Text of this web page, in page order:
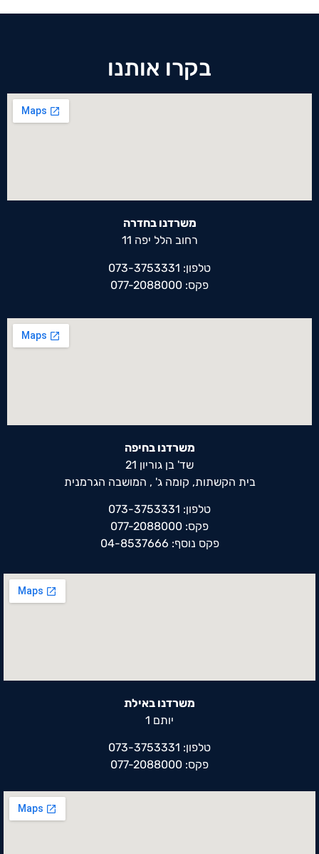
בקרו אותנו
משרדנו בחדרה
רחוב הלל יפה 11
טלפון: 073-3753331
פקס: 077-2088000
משרדנו בחיפה
שד' בן גוריון 21
בית הקשתות, קומה ג' , המושבה הגרמנית
טלפון: 073-3753331
פקס: 077-2088000
פקס נוסף: 04-8537666
משרדנו באילת
יותם 1
טלפון: 073-3753331
פקס: 077-2088000